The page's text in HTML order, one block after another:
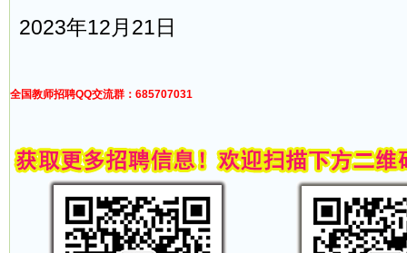
2023年12月21日
全国教师招聘QQ交流群：685707031